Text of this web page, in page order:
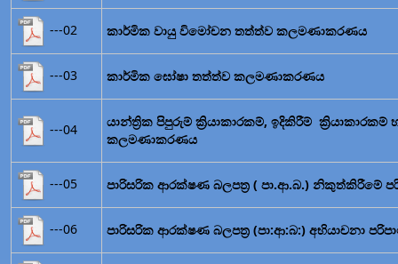
---02 කාර්මික වායු විමෝචන තත්ත්ව කලමණාකරණය
---03 කාර්මික ඝෝෂා තත්ත්ව කලමණාකරණය
---04
යාන්ත්‍රික පිපුරුම් ක්‍රියාකාරකම්, ඉදිකිරීම්
කලමණාකරණය
---05 පාරිසරික ආරක්ෂණ බලපත්‍ර ( පා.ආ.බ.) නිකුත්කිරීමේ
---06 පාරිසරික ආරක්ෂණ බලපත්‍ර (පා:ආ:බ:) අභියාචනා